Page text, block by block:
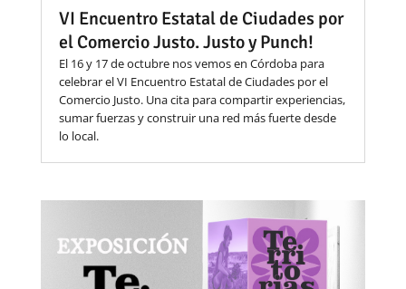
VI Encuentro Estatal de Ciudades por
el Comercio Justo. Justo y Punch!
El 16 y 17 de octubre nos vemos en Córdoba para
celebrar el VI Encuentro Estatal de Ciudades por el
Comercio Justo. Una cita para compartir experiencias,
sumar fuerzas y construir una red más fuerte desde
lo local.